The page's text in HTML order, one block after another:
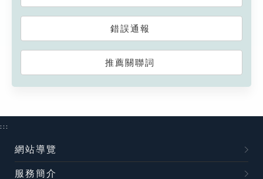
錯誤通報
推薦關聯詞
:::
網站導覽
服務簡介